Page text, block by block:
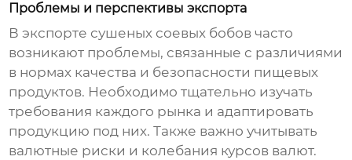
Проблемы и перспективы экспорта
В экспорте сушеных соевых бобов часто
возникают проблемы, связанные с различиями
в нормах качества и безопасности пищевых
продуктов. Необходимо тщательно изучать
требования каждого рынка и адаптировать
продукцию под них. Также важно учитывать
валютные риски и колебания курсов валют.